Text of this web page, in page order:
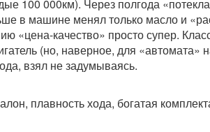
100 000км). Через полгода
в машине менял только масло и
«цена-качество» просто супер.
(но, наверное, для «автомата»
взял не задумываясь.
плавность хода, богатая